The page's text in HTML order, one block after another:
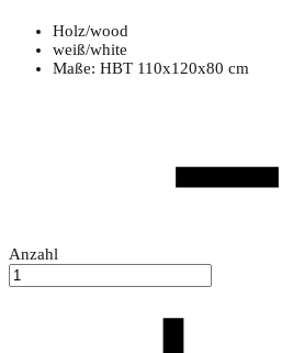
Holz/wood
weiß/white
Maße: HBT 110x120x80 cm
Anzahl